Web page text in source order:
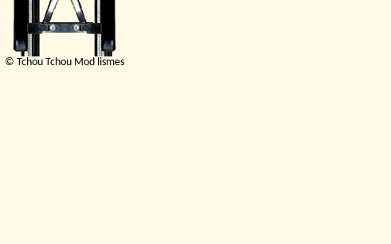
© Tchou Tchou Mod lismes